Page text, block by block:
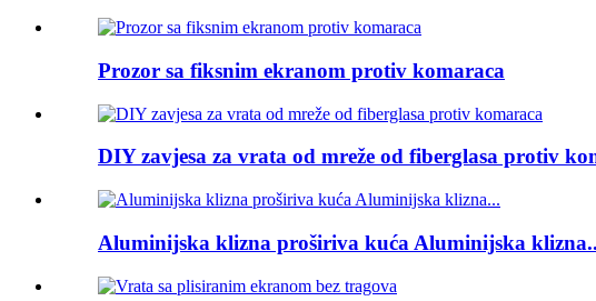
Prozor sa fiksnim ekranom protiv komaraca
DIY zavjesa za vrata od mreže od fiberglasa protiv
Aluminijska klizna proširiva kuća Aluminijska